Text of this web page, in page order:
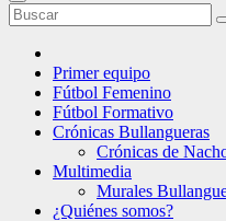
Primer equipo
Fútbol Femenino
Fútbol Formativo
Crónicas Bullangueras
Crónicas de
Multimedia
Murales
¿Quiénes somos?